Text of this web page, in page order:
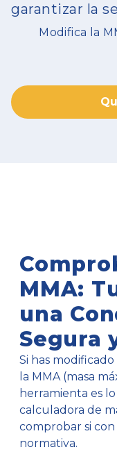
garantizar la
Modifica la
MMA:
una
Segura
Si has
la MMA (masa
herramienta es
calculadora de
comprobar si con
normativa.